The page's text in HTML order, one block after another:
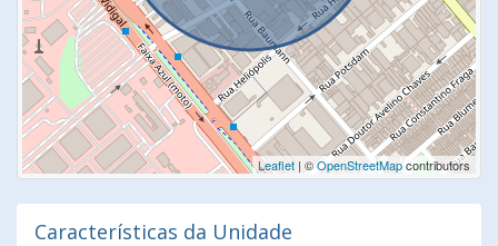
Leaflet | ©OpenStreetMapcontributors
Características da Unidade